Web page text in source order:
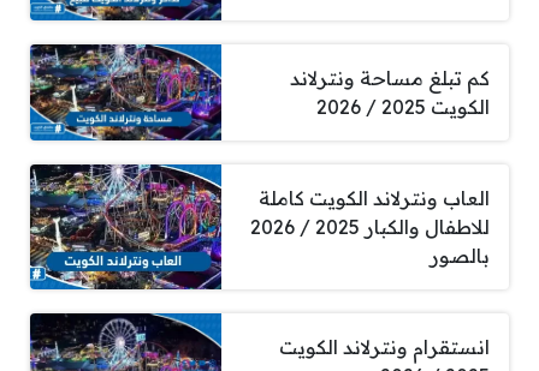
كم تبلغ مساحة ونترلاند
الكويت 2025 / 2026
العاب ونترلاند الكويت كاملة
للاطفال والكبار 2025 / 2026
بالصور
انستقرام ونترلاند الكويت